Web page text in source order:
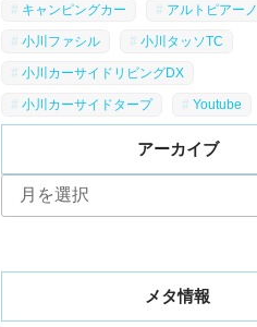
キャンピングカー アルトピアーノ
小川ファシル 小川タッソTC
小川カーサイドリビングDX
小川カーサイドタープ Youtube
アーカイブ
ー
メタ情報